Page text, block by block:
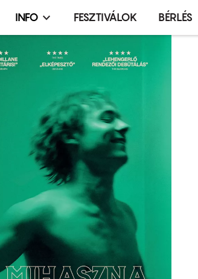
Infó,
esemény,
terembérlés
INFO FESZTIVÁLOK BÉRLÉS